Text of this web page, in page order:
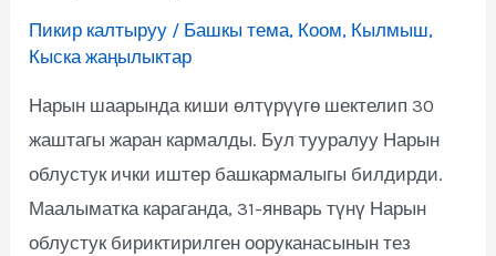
Пикир калтыруу / Башкы тема, Коом, Кылмыш,
Кыска жаңылыктар
Нарын шаарында киши өлтүрүүгө шектелип 30
жаштагы жаран кармалды. Бул тууралуу Нарын
облустук ички иштер башкармалыгы билдирди.
Маалыматка караганда, 31-январь түнү Нарын
облустук бириктирилген ооруканасынын тез